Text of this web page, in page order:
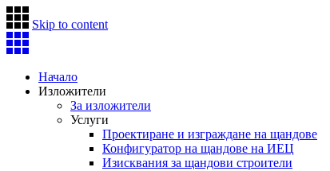
Skip to content
Начало
Изложители
За изложители
Услуги
Проектиране и изграждане на щандове
Конфигуратор на щандове на ИЕЦ
Изисквания за щандови строители